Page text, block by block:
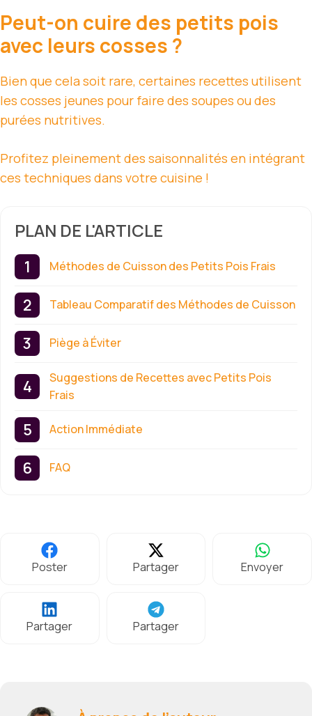
Peut-on cuire des petits pois
avec leurs cosses ?
Bien que cela soit rare, certaines recettes utilisent
les cosses jeunes pour faire des soupes ou des
purées nutritives.
Profitez pleinement des saisonnalités en intégrant
ces techniques dans votre cuisine !
PLAN DE L'ARTICLE
Méthodes de Cuisson des Petits Pois Frais
Tableau Comparatif des Méthodes de Cuisson
Piège à Éviter
Suggestions de Recettes avec Petits Pois
Frais
Action Immédiate
FAQ
Poster Partager Envoyer
Partager Partager